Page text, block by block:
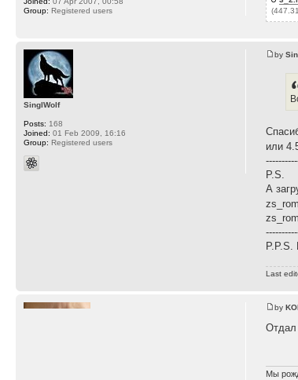
Group: Registered users
by
или
P.S.
А
Last
SinglWolf
Posts: 168
Joined: 01 Feb 2009, 16:16
Group: Registered users
by
Отдал
Мы